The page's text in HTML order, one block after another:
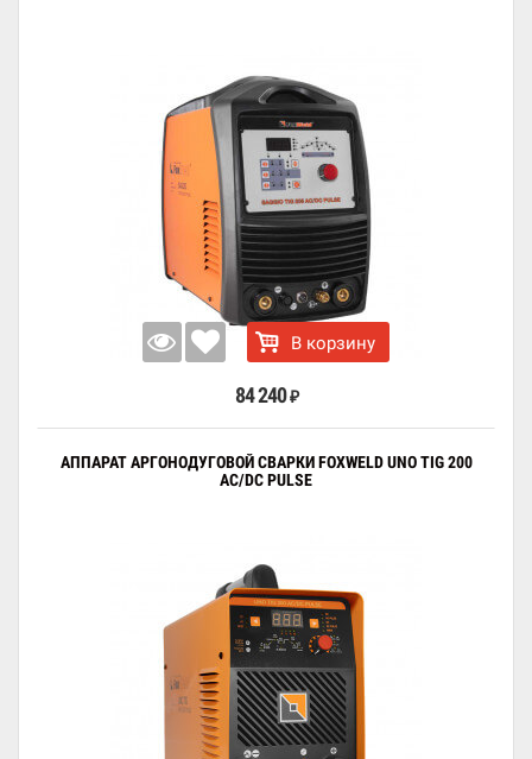
В корзину
84 240 ₽
АППАРАТ АРГОНОДУГОВОЙ СВАРКИ FOXWELD UNO TIG 200
AC/DC PULSE